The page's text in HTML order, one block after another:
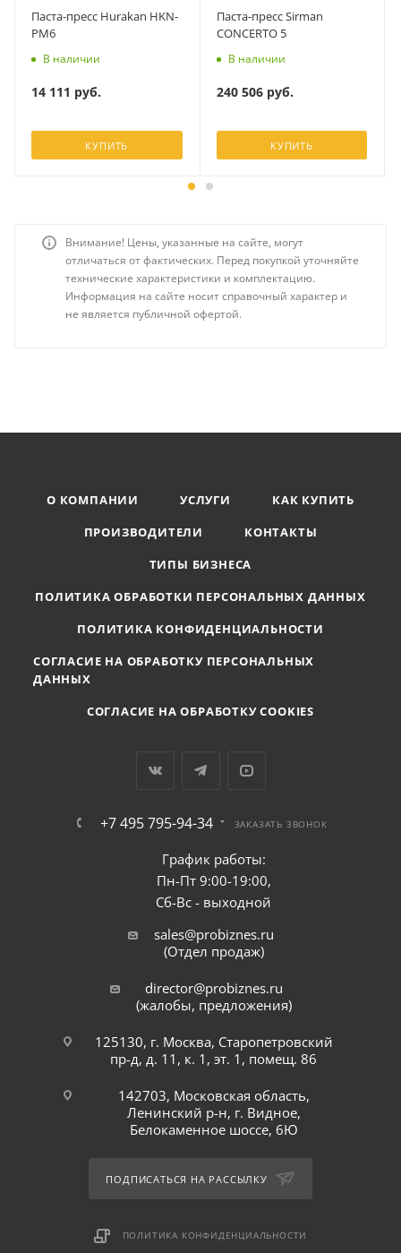
Паста-пресс Hurakan HKN-
PM6
В наличии
14 111 руб.
КУПИТЬ
Паста-пресс Sirman
CONCERTO 5
В наличии
240 506руб.
КУПИТЬ
Внимание! Цены, указанные на сайте, могут
отличаться от фактических. Перед покупкой уточняйте
технические характеристики и комплектацию.
Информация на сайте носит справочный характер и
не является публичной офертой.
О КОМПАНИИ УСЛУГИ
КАК КУПИТЬ
ПРОИЗВОДИТЕЛИ
КОНТАКТЫ
ТИПЫ БИЗНЕСА
ПОЛИТИКА ОБРАБОТКИ ПЕРСОНАЛЬНЫХ ДАННЫХ
ПОЛИТИКА КОНФИДЕНЦИАЛЬНОСТИ
СОГЛАСИЕ НА ОБРАБОТКУ ПЕРСОНАЛЬНЫХ
ДАННЫХ
СОГЛАСИЕ НА ОБРАБОТКУ COOKIES
+7 495 795-94-34 ЗАКАЗАТЬ ЗВОНОК
График работы:
Пн-Пт 9:00-19:00,
Сб-Вс - выходной
sales@probiznes.ru
(Отдел продаж)
director@probiznes.ru
(жалобы, предложения)
125130, г. Москва, Старопетровский
пр-д, д. 11, к. 1, эт. 1, помещ. 86
142703, Московская область,
Ленинский р-н, г. Видное,
Белокаменное шоссе, 6Ю
ПОДПИСАТЬСЯ НА РАССЫЛКУ
ПОЛИТИКА КОНФИДЕНЦИАЛЬНОСТИ